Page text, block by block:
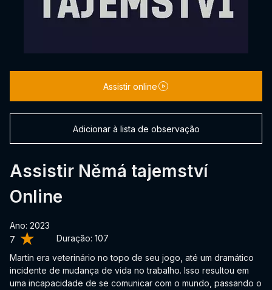
7 Duração: 107
Assistir Němá tajemství
Online
Ano: 2023
Martin era veterinário no topo de seu jogo, até um dramático
incidente de mudança de vida no trabalho. Isso resultou em
uma incapacidade de se comunicar com o mundo, passando o
Assistir online
Adicionar à lista de observação